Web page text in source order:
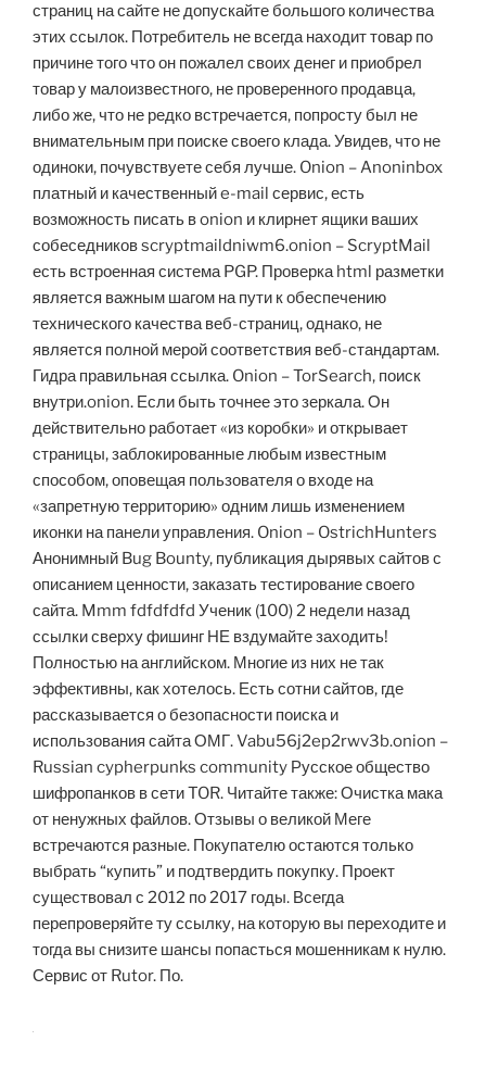
страниц на сайте не допускайте большого количества
этих ссылок. Потребитель не всегда находит товар по
причине того что он пожалел своих денег и приобрел
товар у малоизвестного, не проверенного продавца,
либо же, что не редко встречается, попросту был не
внимательным при поиске своего клада. Увидев, что не
одиноки, почувствуете себя лучше. Onion – Anoninbox
платный и качественный e-mail сервис, есть
возможность писать в onion и клирнет ящики ваших
собеседников scryptmaildniwm6.onion – ScryptMail
есть встроенная система PGP. Проверка html разметки
является важным шагом на пути к обеспечению
технического качества веб-страниц, однако, не
является полной мерой соответствия веб-стандартам.
Гидра правильная ссылка. Onion – TorSearch, поиск
внутри.onion. Если быть точнее это зеркала. Он
действительно работает «из коробки» и открывает
страницы, заблокированные любым известным
способом, оповещая пользователя о входе на
«запретную территорию» одним лишь изменением
иконки на панели управления. Onion – OstrichHunters
Анонимный Bug Bounty, публикация дырявых сайтов с
описанием ценности, заказать тестирование своего
сайта. Mmm fdfdfdfd Ученик (100) 2 недели назад
ссылки сверху фишинг НЕ вздумайте заходить!
Полностью на английском. Многие из них не так
эффективны, как хотелось. Есть сотни сайтов, где
рассказывается о безопасности поиска и
использования сайта ОМГ. Vabu56j2ep2rwv3b.onion –
Russian cypherpunks community Русское общество
шифропанков в сети TOR. Читайте также: Очистка мака
от ненужных файлов. Отзывы о великой Меге
встречаются разные. Покупателю остаются только
выбрать “купить” и подтвердить покупку. Проект
существовал с 2012 по 2017 годы. Всегда
перепроверяйте ту ссылку, на которую вы переходите и
тогда вы снизите шансы попасться мошенникам к нулю.
Сервис от Rutor. По.